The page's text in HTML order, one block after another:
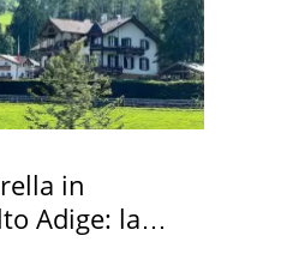
in
Adige: la